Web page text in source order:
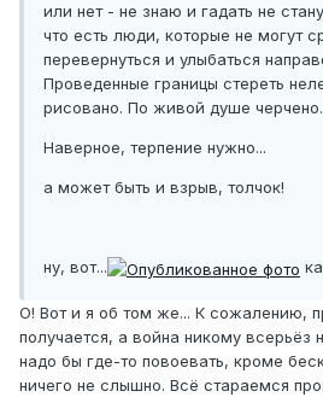
или нет - не знаю и гадать не
что есть люди, которые не могут
перевернуться и улыбаться
Проведенные границы стереть
рисовано. По живой душе
Наверное, терпение нужно...
а может быть и взрыв, толчок!
ну, вот...
О! Вот и я об том же... К сожалению,
получается, а война никому
надо бы где-то повоевать, кроме
ничего не слышно. Всё стараемся